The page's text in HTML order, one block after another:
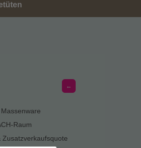
←
Raum